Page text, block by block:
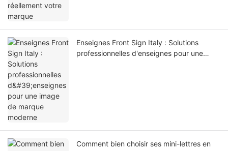
Enseignes Front Sign Italy : Solutions
professionnelles d'enseignes pour une
Comment bien choisir ses mini-lettres en